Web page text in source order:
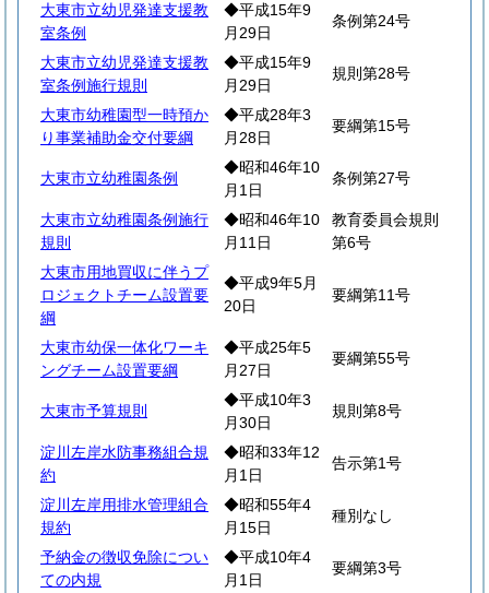
大東市立幼児発達支援教
室条例
◆平成15年9
月29日
条例第24号
大東市立幼児発達支援教
室条例施行規則
◆平成15年9
月29日
規則第28号
大東市幼稚園型一時預か
り事業補助金交付要綱
◆平成28年3
月28日
要綱第15号
大東市立幼稚園条例
◆昭和46年10
月1日
条例第27号
大東市立幼稚園条例施行
規則
◆昭和46年10
月11日
教育委員会規則
第6号
大東市用地買収に伴うプ
ロジェクトチーム設置要
綱
◆平成9年5月
20日
要綱第11号
大東市幼保一体化ワーキ
ングチーム設置要綱
◆平成25年5
月27日
要綱第55号
大東市予算規則
◆平成10年3
月30日
規則第8号
淀川左岸水防事務組合規
約
◆昭和33年12
月1日
告示第1号
淀川左岸用排水管理組合
規約
◆昭和55年4
月15日
種別なし
予納金の徴収免除につい
ての内規
◆平成10年4
月1日
要綱第3号